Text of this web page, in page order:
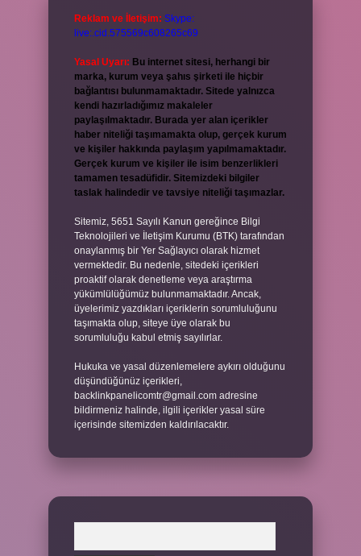
Reklam ve İletişim: Skype:
live:.cid.575569c608265c69
Yasal Uyarı: Bu internet sitesi, herhangi bir
marka, kurum veya şahıs şirketi ile hiçbir
bağlantısı bulunmamaktadır. Sitede yalnızca
kendi hazırladığımız makaleler
paylaşılmaktadır. Burada yer alan içerikler
haber niteliği taşımamakta olup, gerçek kurum
ve kişiler hakkında paylaşım yapılmamaktadır.
Gerçek kurum ve kişiler ile isim benzerlikleri
tamamen tesadüfidir. Sitemizdeki bilgiler
taslak halindedir ve tavsiye niteliği taşımazlar.
Sitemiz, 5651 Sayılı Kanun gereğince Bilgi
Teknolojileri ve İletişim Kurumu (BTK) tarafından
onaylanmış bir Yer Sağlayıcı olarak hizmet
vermektedir. Bu nedenle, sitedeki içerikleri
proaktif olarak denetleme veya araştırma
yükümlülüğümüz bulunmamaktadır. Ancak,
üyelerimiz yazdıkları içeriklerin sorumluluğunu
taşımakta olup, siteye üye olarak bu
sorumluluğu kabul etmiş sayılırlar.
Hukuka ve yasal düzenlemelere aykırı olduğunu
düşündüğünüz içerikleri,
backlinkpanelicomtr@gmail.com adresine
bildirmeniz halinde, ilgili içerikler yasal süre
içerisinde sitemizden kaldırılacaktır.